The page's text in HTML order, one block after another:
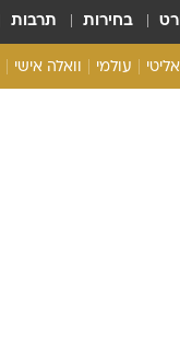
בחירות תרבות
עולמי וואלה אישי